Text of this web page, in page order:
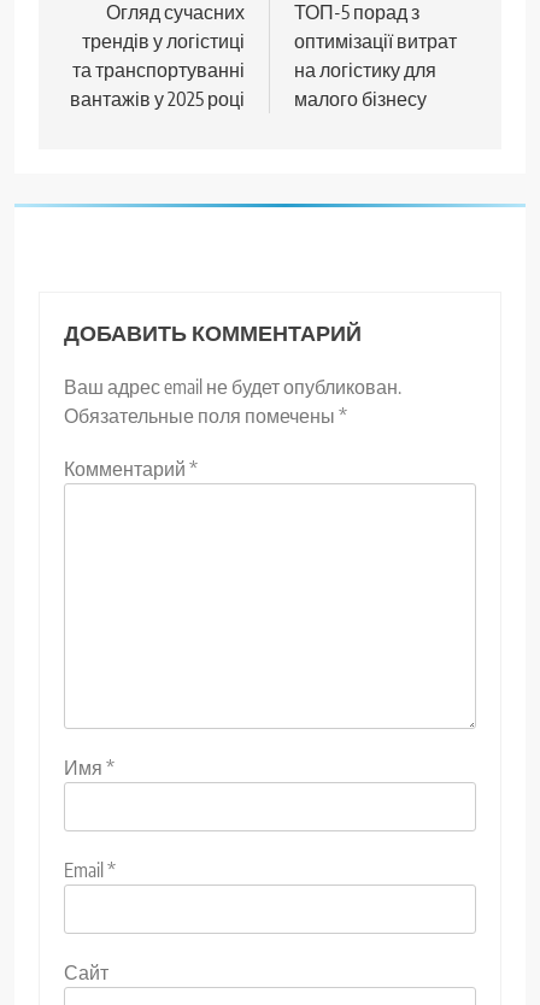
записям
Огляд сучасних
трендів у логістиці
та транспортуванні
вантажів у 2025 році
ТОП-5 порад з
оптимізації витрат
на логістику для
малого бізнесу
ДОБАВИТЬ КОММЕНТАРИЙ
Ваш адрес email не будет опубликован.
Обязательные поля помечены *
Комментарий *
Имя *
Email *
Сайт